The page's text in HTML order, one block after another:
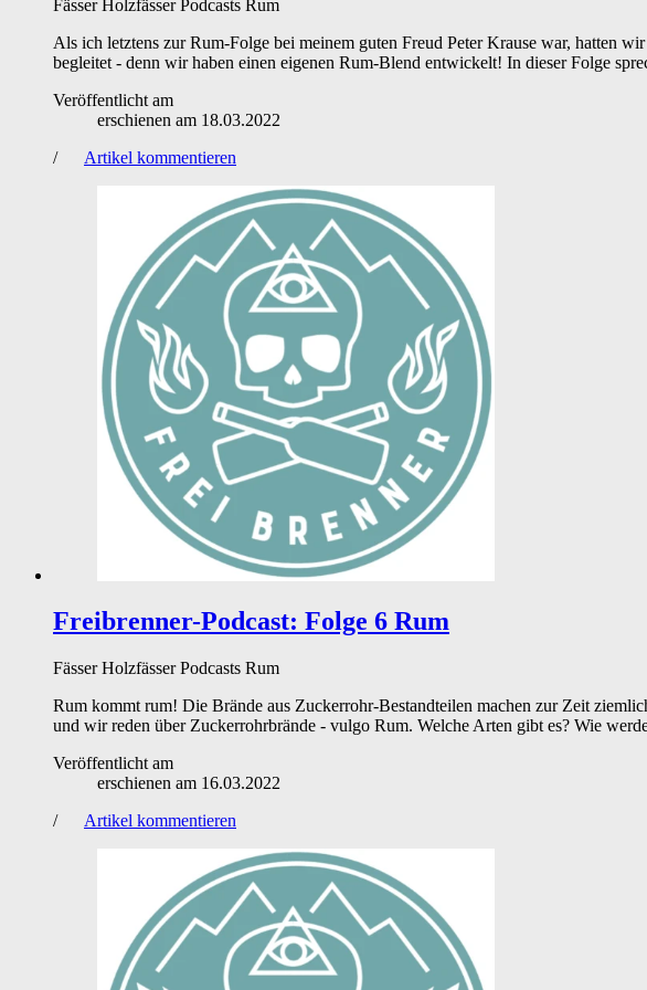
Fässer Holzfässer Podcasts Rum
Als ich letztens zur Rum-Folge bei meinem guten Freud Peter Krause war, hatten
begleitet - denn wir haben einen eigenen Rum-Blend entwickelt! In dieser Folge
Veröffentlicht am
erschienen am 18.03.2022
/
Artikel kommentieren
Freibrenner-Podcast: Folge 6 Rum
Fässer Holzfässer Podcasts Rum
Rum kommt rum! Die Brände aus Zuckerrohr-Bestandteilen machen zur Zeit
und wir reden über Zuckerrohrbrände - vulgo Rum. Welche Arten gibt es? Wie
Veröffentlicht am
erschienen am 16.03.2022
/
Artikel kommentieren